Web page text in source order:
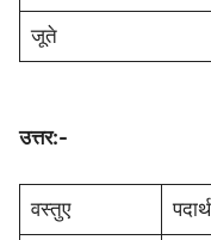
जूते
उत्तर:-
वस्तुए पदार्थ